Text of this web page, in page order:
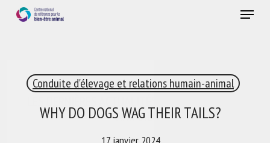
Menu
Conduite d'élevage et relations humain-animal
WHY DO DOGS WAG THEIR TAILS?
RECEVEZ CHAQUE MOIS GRATUITEMENT
ANIMAL